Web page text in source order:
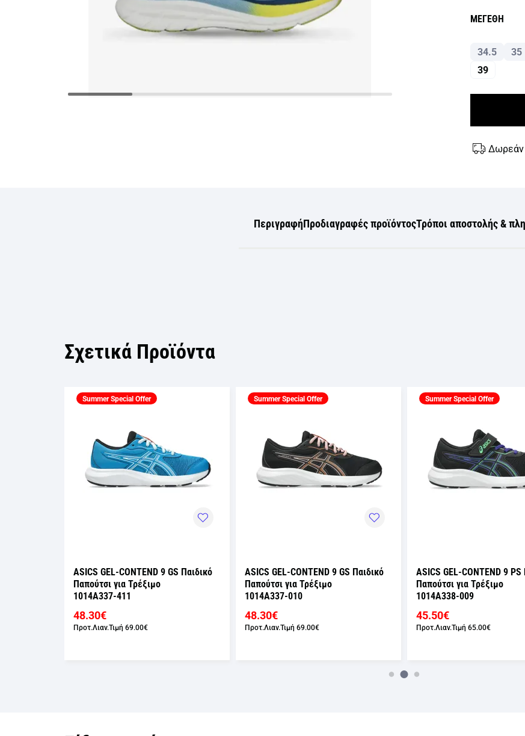
ΜΕΓΕΘΗ
34.5 35
39
Δωρεάν
ΠεριγραφήΠροδιαγραφές προϊόντοςΤρόποι αποστολής &
Σχετικά Προϊόντα
Summer Special Offer
ASICS GEL-CONTEND 9 GS Παιδικό
Παπούτσι για Τρέξιμο
1014A337-010
48.30€
Προτ.Λιαν.Τιμή 69.00€
Summer Special Offer
ASICS GEL-CONTEND 9 PS Παιδικό
Παπούτσι για Τρέξιμο
1014A338-009
45.50€
Προτ.Λιαν.Τιμή 65.00€
Summer Special Offer
ASICS GEL-CONTEND 9 PS
Παπούτσι για Τρέξιμο
1014A338-411
45.50€
Προτ.Λιαν.Τιμή 65.00€